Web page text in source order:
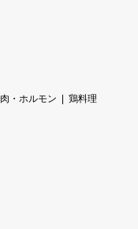
・ホルモン
鶏料理